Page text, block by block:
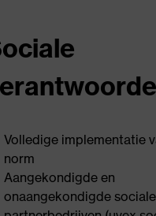
Volledige implementatie
norm
Aangekondigde en
onaangekondigde